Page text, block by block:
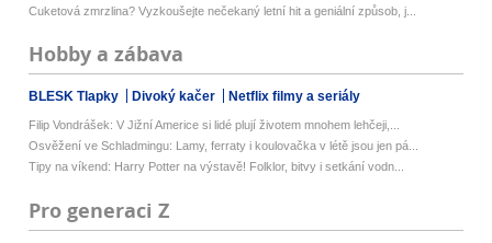
Cuketová zmrzlina? Vyzkoušejte nečekaný letní hit a geniální způsob, j...
Hobby a zábava
BLESK Tlapky Divoký kačer Netflix filmy a seriály
Filip Vondrášek: V Jižní Americe si lidé plují životem mnohem lehčeji,...
Osvěžení ve Schladmingu: Lamy, ferraty i koulovačka v létě jsou jen pá...
Tipy na víkend: Harry Potter na výstavě! Folklor, bitvy i setkání vodn...
Pro generaci Z